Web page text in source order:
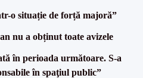
o situație de forță majoră”
nu a obținut toate avizele
în perioada următoare. S-a
în spaţiul public”